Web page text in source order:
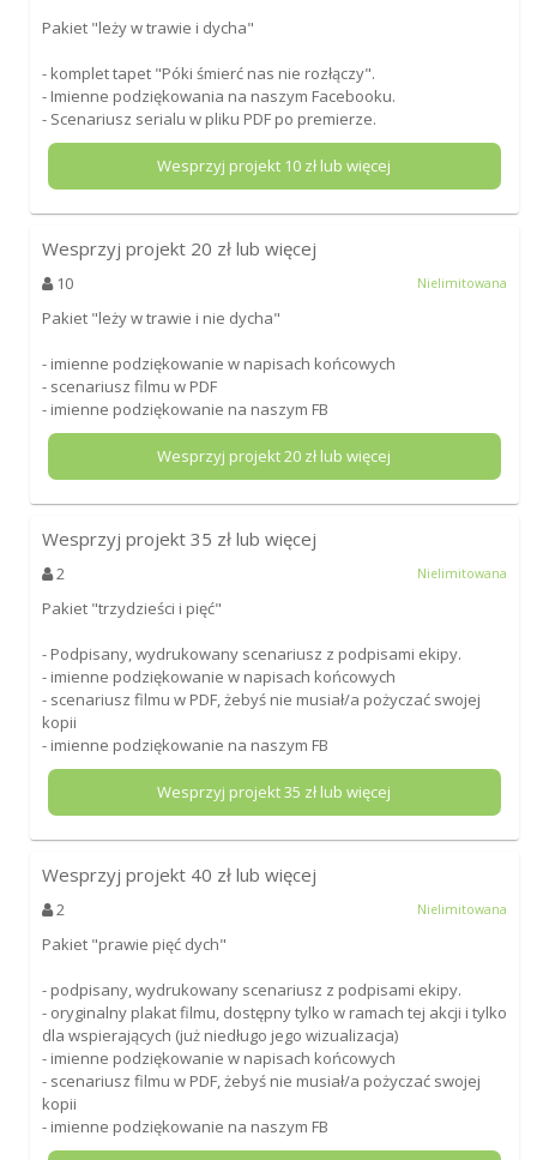
Pakiet "leży w trawie i dycha"
- komplet tapet "Póki śmierć nas nie rozłączy".
- Imienne podziękowania na naszym Facebooku.
- Scenariusz serialu w pliku PDF po premierze.
Wesprzyj projekt 10 zł lub więcej
Wesprzyj projekt 20 zł lub więcej
10 Nielimitowana
Pakiet "leży w trawie i nie dycha"
- imienne podziękowanie w napisach końcowych
- scenariusz filmu w PDF
- imienne podziękowanie na naszym FB
Wesprzyj projekt20 zł lub więcej
Wesprzyj projekt 35 zł lub więcej
2 Nielimitowana
Pakiet "trzydzieści i pięć"
- Podpisany, wydrukowany scenariusz z podpisami ekipy.
- imienne podziękowanie w napisach końcowych
- scenariusz filmu w PDF, żebyś nie musiał/a pożyczać swojej
kopii
- imienne podziękowanie na naszym FB
Wesprzyj projekt35 zł lub więcej
Wesprzyj projekt 40 zł lub więcej
2 Nielimitowana
Pakiet "prawie pięć dych"
- podpisany, wydrukowany scenariusz z podpisami ekipy.
- oryginalny plakat filmu, dostępny tylko w ramach tej akcji i tylko
dla wspierających (już niedługo jego wizualizacja)
- imienne podziękowanie w napisach końcowych
- scenariusz filmu w PDF, żebyś nie musiał/a pożyczać swojej
kopii
- imienne podziękowanie na naszym FB